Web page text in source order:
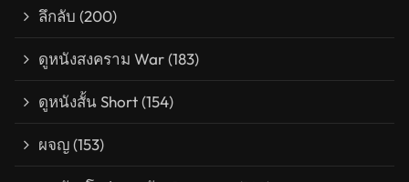
ลึกลับ (200)
ดูหนังสงคราม War(183)
ดูหนังสั้น Short(154)
ผจญ(153)